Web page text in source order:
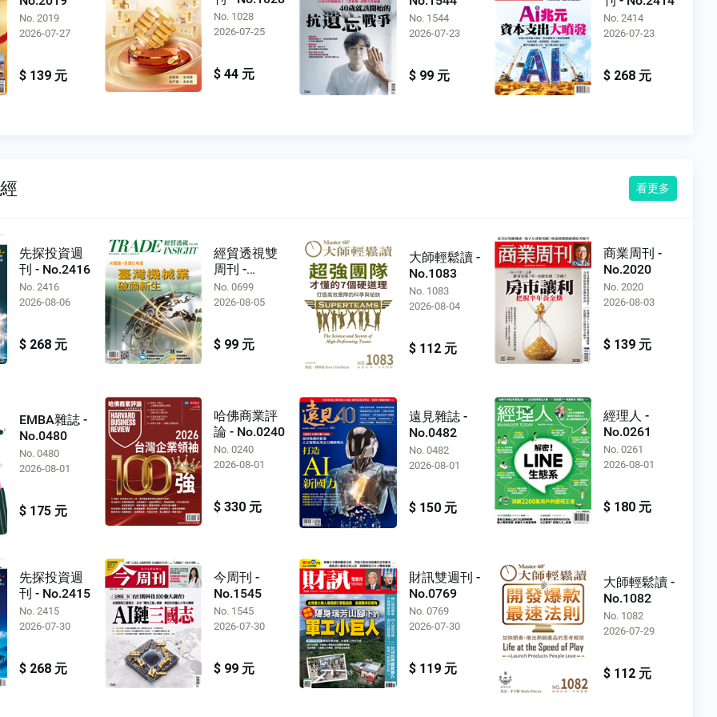
No. 2019
2026-07-27
$ 139 元
No. 1028
2026-07-25
$ 44 元
No. 1544
2026-07-23
$ 99 元
No. 2414
2026-07-23
$ 268 元
看更多
先探投資週
刊 - No.2416
No. 2416
2026-08-06
$ 268 元
經貿透視雙
周刊 -
No.0699
No. 0699
2026-08-05
$ 99 元
大師輕鬆讀 -
No.1083
No. 1083
2026-08-04
$ 112 元
商業周刊 -
No.2020
No. 2020
2026-08-03
$ 139 元
EMBA雜誌 -
No.0480
No. 0480
2026-08-01
$ 175 元
哈佛商業評
論 - No.0240
No. 0240
2026-08-01
$ 330 元
遠見雜誌 -
No.0482
No. 0482
2026-08-01
$ 150 元
經理人 -
No.0261
No. 0261
2026-08-01
$ 180 元
先探投資週
刊 - No.2415
No. 2415
2026-07-30
$ 268 元
今周刊 -
No.1545
No. 1545
2026-07-30
$ 99 元
財訊雙週刊 -
No.0769
No. 0769
2026-07-30
$ 119 元
大師輕鬆讀 -
No.1082
No. 1082
2026-07-29
$ 112 元